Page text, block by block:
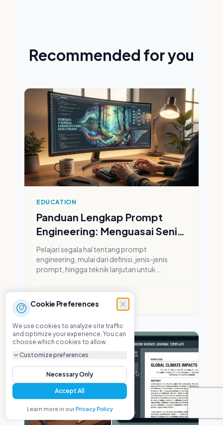
Recommended for you
EDUCATION
Panduan Lengkap Prompt
Engineering: Menguasai Seni
Berkomunikasi dengan
Kecerdasan Buatan
Pelajari segala hal tentang prompt
engineering, mulai dari definisi, jenis-jenis
prompt, hingga teknik lanjutan untuk
Cookie Preferences
We use cookies to analyze site traffic
and optimize your experience. You can
choose which cookies to allow.
Customize preferences
Necessary Only
Accept All
Learn more in ourPrivacy Policy